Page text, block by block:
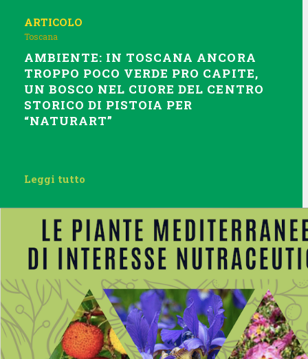
ARTICOLO
Toscana
AMBIENTE: IN TOSCANA ANCORA
TROPPO POCO VERDE PRO CAPITE,
UN BOSCO NEL CUORE DEL CENTRO
STORICO DI PISTOIA PER
“NATURART”
Leggi tutto